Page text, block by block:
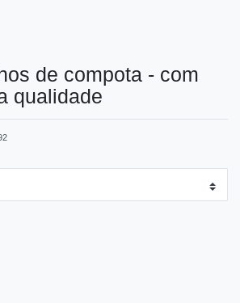
de compota - com
qualidade